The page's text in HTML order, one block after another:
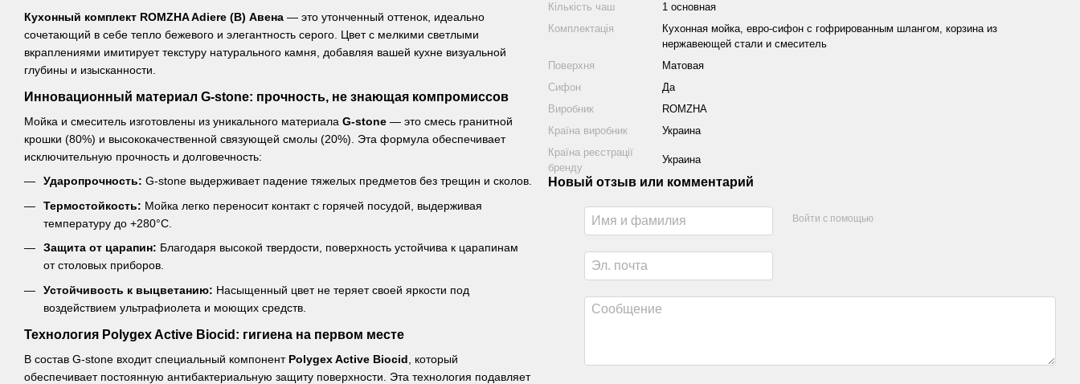
Кухонный комплект ROMZHA Adiere (B) Авена — это утонченный оттенок, идеально
сочетающий в себе тепло бежевого и элегантность серого. Цвет с мелкими светлыми
вкраплениями имитирует текстуру натурального камня, добавляя вашей кухне визуальной
глубины и изысканности.
Инновационный материал G-stone: прочность, не знающая компромиссов
Мойка и смеситель изготовлены из уникального материала G-stone — это смесь гранитной
крошки (80%) и высококачественной связующей смолы (20%). Эта формула обеспечивает
исключительную прочность и долговечность:
Ударопрочность: G-stone выдерживает падение тяжелых предметов без трещин и сколов.
Термостойкость: Мойка легко переносит контакт с горячей посудой, выдерживая
температуру до +280°C.
Защита от царапин: Благодаря высокой твердости, поверхность устойчива к царапинам
от столовых приборов.
Устойчивость к выцветанию: Насыщенный цвет не теряет своей яркости под
воздействием ультрафиолета и моющих средств.
Технология Polygex Active Biocid: гигиена на первом месте
В состав G-stone входит специальный компонент Polygex Active Biocid , который
обеспечивает постоянную антибактериальную защиту поверхности. Эта технология подавляет
Кількість чаш
1 основная
Комплектація
Кухонная мойка, евро-сифон с гофрированным шлангом, корзина из
нержавеющей стали и смеситель
Поверхня
Матовая
Сифон
Да
Виробник
ROMZHA
Країна виробник
Украина
Країна реєстрації
бренду
Украина
Новый отзыв или комментарий
Войти с помощью